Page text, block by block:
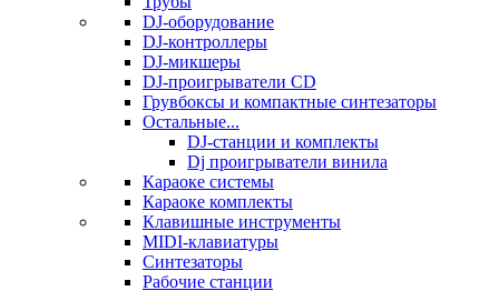
DJ-оборудование
DJ-контроллеры
DJ-микшеры
DJ-проигрыватели CD
Грувбоксы и компактные синтезаторы
Остальные...
DJ-станции и комплекты
Dj проигрыватели винила
Караоке системы
Караоке комплекты
Клавишные инструменты
MIDI-клавиатуры
Синтезаторы
Рабочие станции